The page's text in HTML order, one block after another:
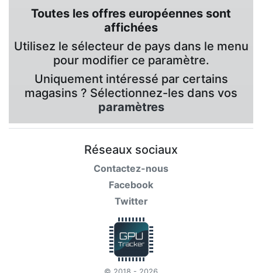
Toutes les offres européennes sont
affichées
Utilisez le sélecteur de pays dans le menu
pour modifier ce paramètre.
Uniquement intéressé par certains
magasins ? Sélectionnez-les dans vos
paramètres
Réseaux sociaux
Contactez-nous
Facebook
Twitter